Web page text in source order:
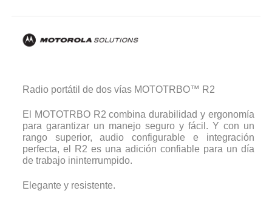
Radio portátil de dos vías MOTOTRBO™ R2
El MOTOTRBO R2 combina durabilidad y ergonomía
para garantizar un manejo seguro y fácil. Y con un
rango superior, audio configurable e integración
perfecta, el R2 es una adición confiable para un día
de trabajo ininterrumpido.
Elegante y resistente.